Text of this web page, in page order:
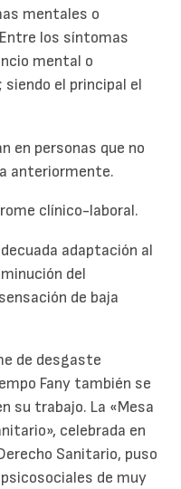
mentales o
los síntomas
mental o
el principal el
en personas que no
anteriormente.
clínico-laboral.
adaptación al
del
de baja
de desgaste
Fany también se
su trabajo. La «Mesa
celebrada en
Sanitario, puso
de muy